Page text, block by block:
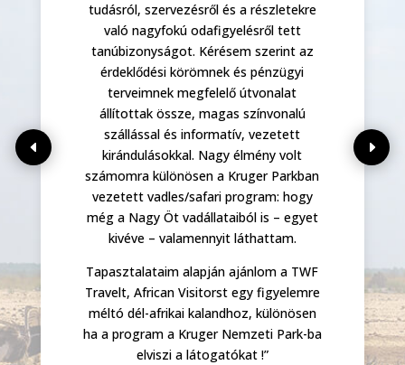
tudásról, szervezésről és a részletekre
való nagyfokú odafigyelésről tett
tanúbizonyságot. Kérésem szerint az
érdeklődési körömnek és pénzügyi
terveimnek megfelelő útvonalat
állítottak össze, magas színvonalú
szállással és informatív, vezetett
kirándulásokkal. Nagy élmény volt
számomra különösen a Kruger Parkban
vezetett vadles/safari program: hogy
még a Nagy Öt vadállataiból is – egyet
kivéve – valamennyit láthattam.
Tapasztalataim alapján ajánlom a TWF
Travelt, African Visitorst egy figyelemre
méltó dél-afrikai kalandhoz, különösen
ha a program a Kruger Nemzeti Park-ba
elviszi a látogatókat !”